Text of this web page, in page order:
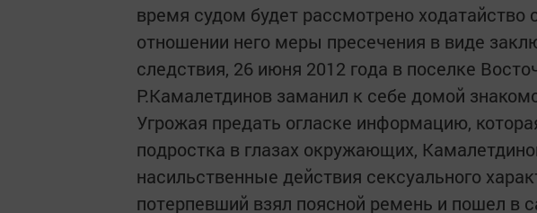
время судом будет рассмотрено ходатайство
отношении него меры пресечения в виде
следствия, 26 июня 2012 года в поселке
Р.Камалетдинов заманил к себе домой
Угрожая предать огласке информацию,
подростка в глазах окружающих,
насильственные действия сексуального
потерпевший взял поясной ремень и пошел в